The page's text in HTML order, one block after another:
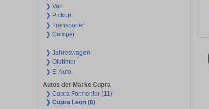
❯ Van
❯ Pickup
❯ Transporter
❯ Camper
❯ Jahreswagen
❯ Oldtimer
❯ E-Auto
Autos der Marke Cupra
❯ Cupra Formentor (11)
❯ Cupra Leon (6)